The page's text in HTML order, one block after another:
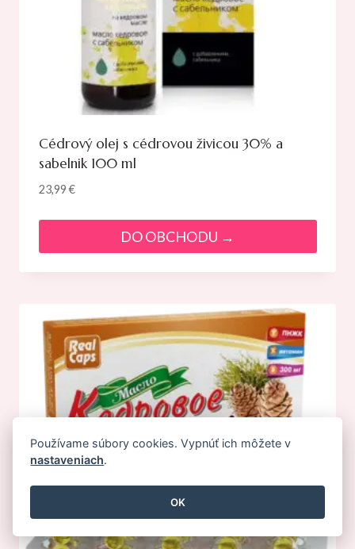
Cédrový olej s cédrovou živicou 30% a
sabelnik 100 ml
23,99€
DO OBCHODU →
Používame súbory cookies. Vypnúť ich môžete v
nastaveniach.
OK